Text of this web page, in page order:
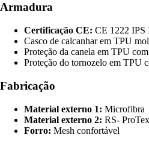
Armadura
Certificação CE: CE 1222 IPS
Casco de calcanhar em TPU
Proteção da canela em TPU
Proteção do tornozelo em TPU
Fabricação
Material externo 1: Microfibra
Material externo 2: RS- ProTex
Forro: Mesh confortável